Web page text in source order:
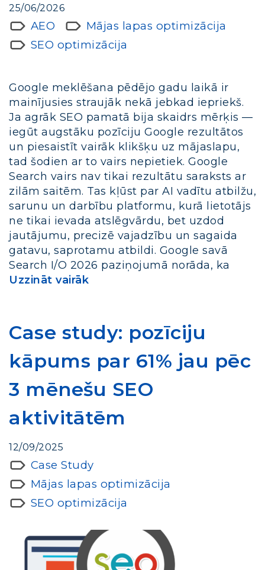
25/06/2026
AEO
Mājas lapas optimizācija
SEO optimizācija
Google meklēšana pēdējo gadu laikā ir
mainījusies straujāk nekā jebkad iepriekš.
Ja agrāk SEO pamatā bija skaidrs mērķis —
iegūt augstāku pozīciju Google rezultātos
un piesaistīt vairāk klikšķu uz mājaslapu,
tad šodien ar to vairs nepietiek. Google
Search vairs nav tikai rezultātu saraksts ar
zilām saitēm. Tas kļūst par AI vadītu atbilžu,
sarunu un darbību platformu, kurā lietotājs
ne tikai ievada atslēgvārdu, bet uzdod
jautājumu, precizē vajadzību un sagaida
gatavu, saprotamu atbildi. Google savā
Search I/O 2026 paziņojumā norāda, ka
Uzzināt vairāk
Case study: pozīciju
kāpums par 61% jau pēc
3 mēnešu SEO
aktivitātēm
12/09/2025
Case Study
Mājas lapas optimizācija
SEO optimizācija